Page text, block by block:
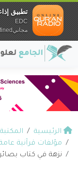
الرئيسية
مؤلفات قرآنية
نزهة في كتاب
تطبيق
EDC
مجانيundefined